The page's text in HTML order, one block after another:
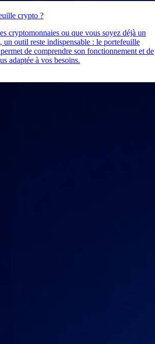
crypto ?
cryptomonnaies ou que vous soyez déjà un
un outil reste indispensable : le portefeuille
de comprendre son fonctionnement et de
adaptée à vos besoins.